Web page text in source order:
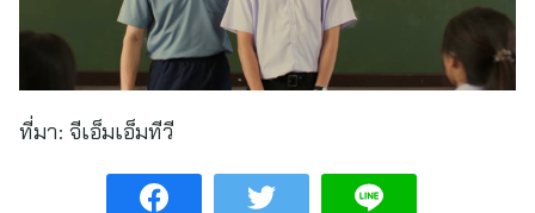
ที่มา: จีเอ็มเอ็มทีวี